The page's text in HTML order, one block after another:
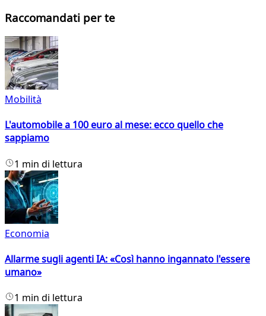
Raccomandati per te
Mobilità
L'automobile a 100 euro al mese: ecco quello che
sappiamo
1 min di lettura
Economia
Allarme sugli agenti IA: «Così hanno ingannato l'essere
umano»
1 min di lettura